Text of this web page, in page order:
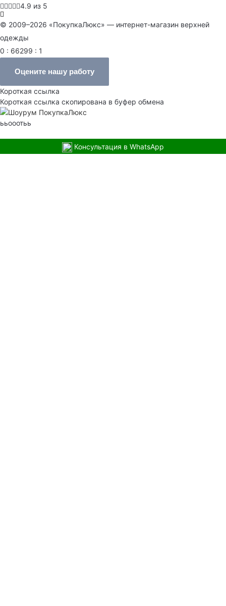
4.9 из 5
© 2009–2026 «ПокупкаЛюкс» — интернет-магазин верхней
одежды
0 : 66299 : 1
Оцените нашу работу
Короткая ссылка
Короткая ссылка скопирована в буфер обмена
ььооотьь
Консультация в WhatsApp